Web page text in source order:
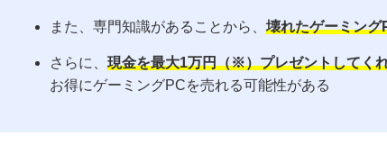
また、専門知識があることから、 壊れたゲーミング
さらに、 現金を最大1万円（※）プレゼントしてく
お得にゲーミングPCを売れる可能性がある